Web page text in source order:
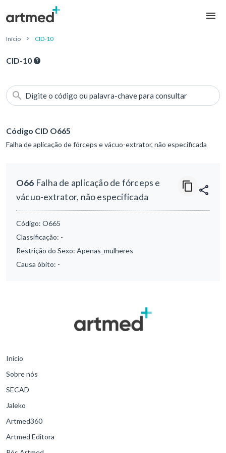
Início CID-10
CID-10
Digite o código ou palavra-chave para consultar
Código CID O665
Falha de aplicação de fórceps e vácuo-extrator, não especificada
O66 Falha de aplicação de fórceps e
vácuo-extrator, não especificada
Código: O665
Classificação: -
Restrição do Sexo: Apenas_mulheres
Causa óbito: -
Início
Sobre nós
SECAD
Jaleko
Artmed360
Artmed Editora